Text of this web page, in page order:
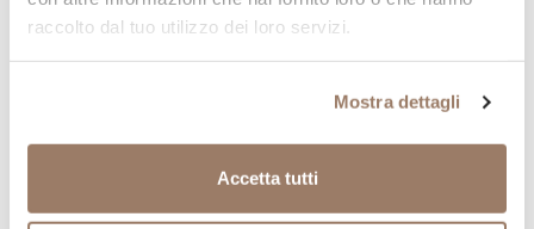
raccolto dal tuo utilizzo dei loro servizi.
Mostra dettagli
Accetta tutti
anche solo sbollentati per pochi minuti, in modo da
preservarne la consistenza. La facilità e rapidità di
preparazione rappresentano un ulteriore valore
aggiunto per questo insaccato, che è pronto in
consumo.
Per gustare i wurstel di Francoforte la tradizione
gastronomica locale prevede un accompagnamento